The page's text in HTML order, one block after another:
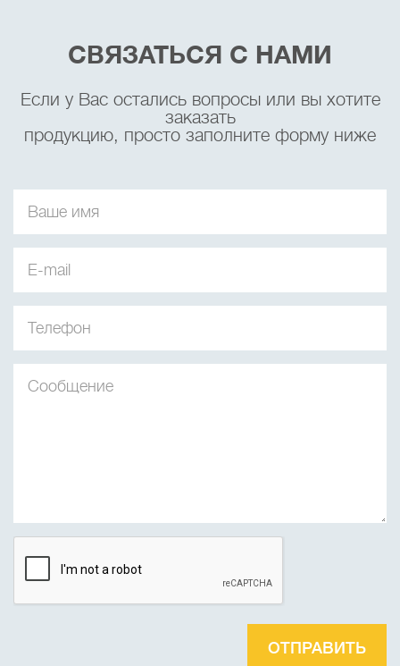
СВЯЗАТЬСЯ С НАМИ
Если у Вас остались вопросы или вы хотите
заказать
продукцию, просто заполните форму ниже
ОТПРАВИТЬ